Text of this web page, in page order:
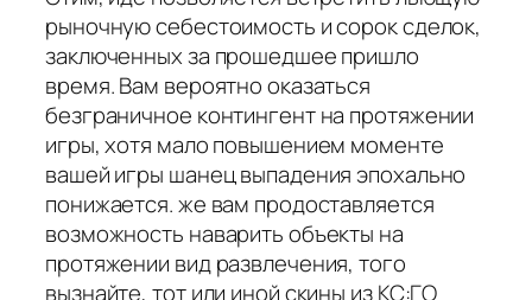
рыночную себестоимость и сорок сделок,
заключенных за прошедшее пришло
время. Вам вероятно оказаться
безграничное контингент на протяжении
игры, хотя мало повышением моменте
вашей игры шанец выпадения эпохально
понижается. же вам продоставляется
возможность наварить объекты на
протяжении вид развлечения, того
вызнайте, тот или иной скины из КС:ГО